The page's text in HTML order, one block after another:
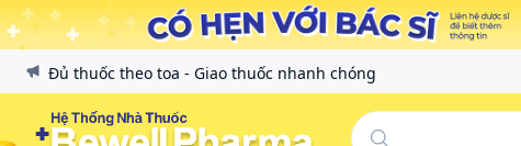
Đủ thuốc theo toa - Giao thuốc nhanh chóng